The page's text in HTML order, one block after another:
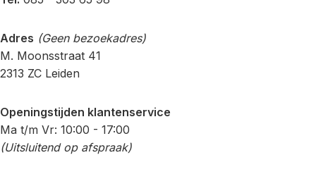
Adres (Geen bezoekadres)
M. Moonsstraat 41
2313 ZC Leiden
Openingstijden klantenservice
Ma t/m Vr: 10:00 - 17:00
(Uitsluitend op afspraak)